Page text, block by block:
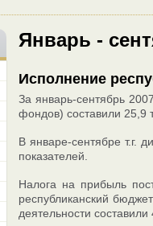
Январь -
Исполнение
За январь-сентябрь
фондов) составили 25,9
В январе-сентябре т.г.
показателей.
Налога на прибыль
республиканский
деятельности